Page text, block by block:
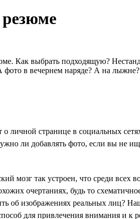
Как выбрать подходящую?
фото в вечернем наряде? А на
личной странице в социальных
ли добавлять фото, если вы не
мозг так устроен, что среди всех
очертаниях, будь то
об изображениях реальных лиц?
для привлечения внимания и к